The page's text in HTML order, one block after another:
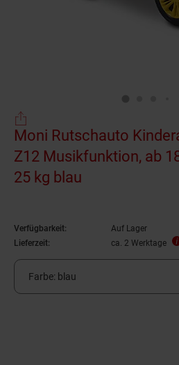
Moni Rutschauto
Z12 Musikfunktion, ab
25 kg blau
Verfügbarkeit:
Auf Lager
Lieferzeit:
ca. 2 Werktage
Farbe: blau